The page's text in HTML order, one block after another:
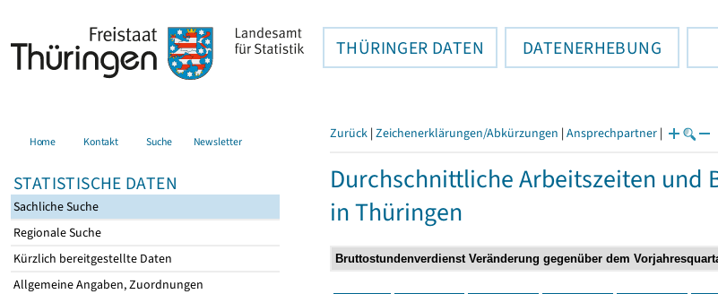
THÜRINGER DATEN DATENERHEBUNG
Home Kontakt Suche Newsletter
STATISTISCHE DATEN
Sachliche Suche
Regionale Suche
Kürzlich bereitgestellte Daten
Allgemeine Angaben, Zuordnungen
Zurück | Zeichenerklärungen/Abkürzungen | Ansprechpartner |
Durchschnittliche Arbeitszeiten
in Thüringen